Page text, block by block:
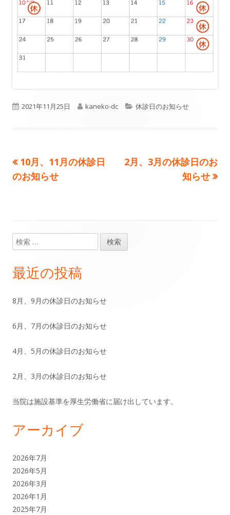
公
2021年11月25日
作
kaneko-dc
カ
リ
休診日のお知らせ
投
ビ
ゲ
ー
シ
ョ
前
の
10月、11月の休診日
のお知らせ
次
2月、3月の休診日のお
知らせ
メ
イ
イ
ド
バ
ー
検
索:
最近の投稿
8月、9月の休診日のお知らせ
6月、7月の休診日のお知らせ
4月、5月の休診日のお知らせ
2月、3月の休診日のお知らせ
当院は施設基準を厚生労働省に届け出しています。
アーカイブ
2026年7月
2026年5月
2026年3月
2026年1月
2025年7月